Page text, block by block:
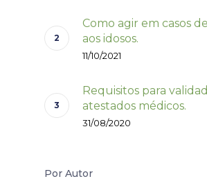
Como agir em casos
aos idosos.
11/10/2021
Requisitos para
atestados médicos.
31/08/2020
Por Autor